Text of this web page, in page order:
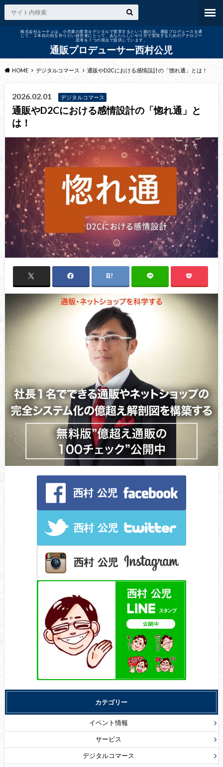
株式会社ルーチェは、小売業の変革をデジタルで変革するという旗の元、通販プロデュースを通
じて、２本目の柱を作りたい経営者にとって、あなたらしいやり方で実現するためのアナロジー
思考を７つの視点で提供しています。
通販プロデューサー西村公児
HOME デジタルコマース 通販やD2Cにおける感情設計の「惚れ通」とは！
2026.02.01 デジタルコマース
通販やD2Cにおける感情設計の「惚れ通」と
は！
カテゴリー
イベント情報
サービス
デジタルコマース